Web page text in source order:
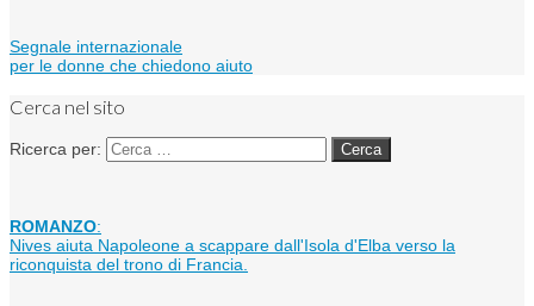
Segnale internazionale
per le donne che chiedono aiuto
Cerca nel sito
Ricerca per:
ROMANZO:
Nives aiuta Napoleone a scappare dall'Isola d'Elba verso la
riconquista del trono di Francia.